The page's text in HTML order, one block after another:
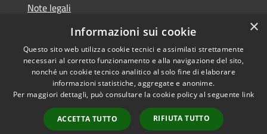
Note legali
Dichiarazione di accessibilità
Accessibilità
Copyright © 2026 • Comune di
San Teodoro • Powered by
Municipium•
Accesso
redazione
×
Informazioni sui cookie
Questo sito web utilizza cookie tecnici e assimilati strettamente
necessari al corretto funzionamento e alla navigazione del sito,
nonché un cookie tecnico analitico al solo fine di elaborare
informazioni statistiche, aggregate e anonime.
Per maggiori dettagli, può consultare la cookie policy al seguente link
ACCETTA TUTTO RIFIUTA TUTTO